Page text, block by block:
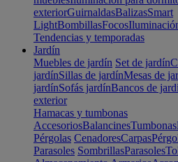
exteriorGuirnaldasBalizasSmart
LightBombillasFocos
Tendencias y temporadas
Jardín
Muebles de jardín Set de jardín
jardínSillas de jardínMesas de
jardínSofás jardínBancos de
exterior
Hamacas y tumbonas
AccesoriosBalancinesTumbonas
Pérgolas CenadoresCarpas
Parasoles SombrillasParasoles